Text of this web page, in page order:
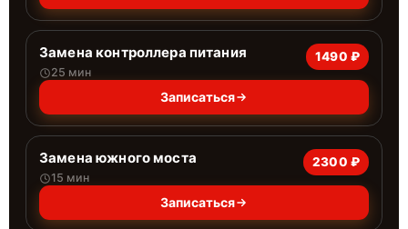
Замена контроллера питания
25 мин
1490 ₽
Записаться
Замена южного моста
15 мин
2300 ₽
Записаться